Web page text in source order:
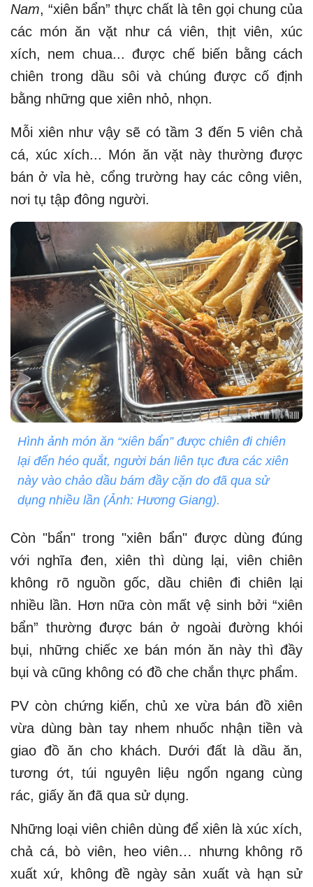
Nam, “xiên bẩn” thực chất là tên gọi chung của
các món ăn vặt như cá viên, thịt viên, xúc
xích, nem chua... được chế biến bằng cách
chiên trong dầu sôi và chúng được cố định
bằng những que xiên nhỏ, nhọn.
Mỗi xiên như vậy sẽ có tầm 3 đến 5 viên chả
cá, xúc xích... Món ăn vặt này thường được
bán ở vỉa hè, cổng trường hay các công viên,
nơi tụ tập đông người.
Hình ảnh món ăn “xiên bẩn” được chiên đi chiên
lại đến héo quắt, người bán liên tục đưa các xiên
này vào chảo dầu bám đầy cặn do đã qua sử
dụng nhiều lần (Ảnh: Hương Giang).
Còn "bẩn" trong "xiên bẩn" được dùng đúng
với nghĩa đen, xiên thì dùng lại, viên chiên
không rõ nguồn gốc, dầu chiên đi chiên lại
nhiều lần. Hơn nữa còn mất vệ sinh bởi “xiên
bẩn” thường được bán ở ngoài đường khói
bụi, những chiếc xe bán món ăn này thì đầy
bụi và cũng không có đồ che chắn thực phẩm.
PV còn chứng kiến, chủ xe vừa bán đồ xiên
vừa dùng bàn tay nhem nhuốc nhận tiền và
giao đồ ăn cho khách. Dưới đất là dầu ăn,
tương ớt, túi nguyên liệu ngổn ngang cùng
rác, giấy ăn đã qua sử dụng.
Những loại viên chiên dùng để xiên là xúc xích,
chả cá, bò viên, heo viên… nhưng không rõ
xuất xứ, không đề ngày sản xuất và hạn sử